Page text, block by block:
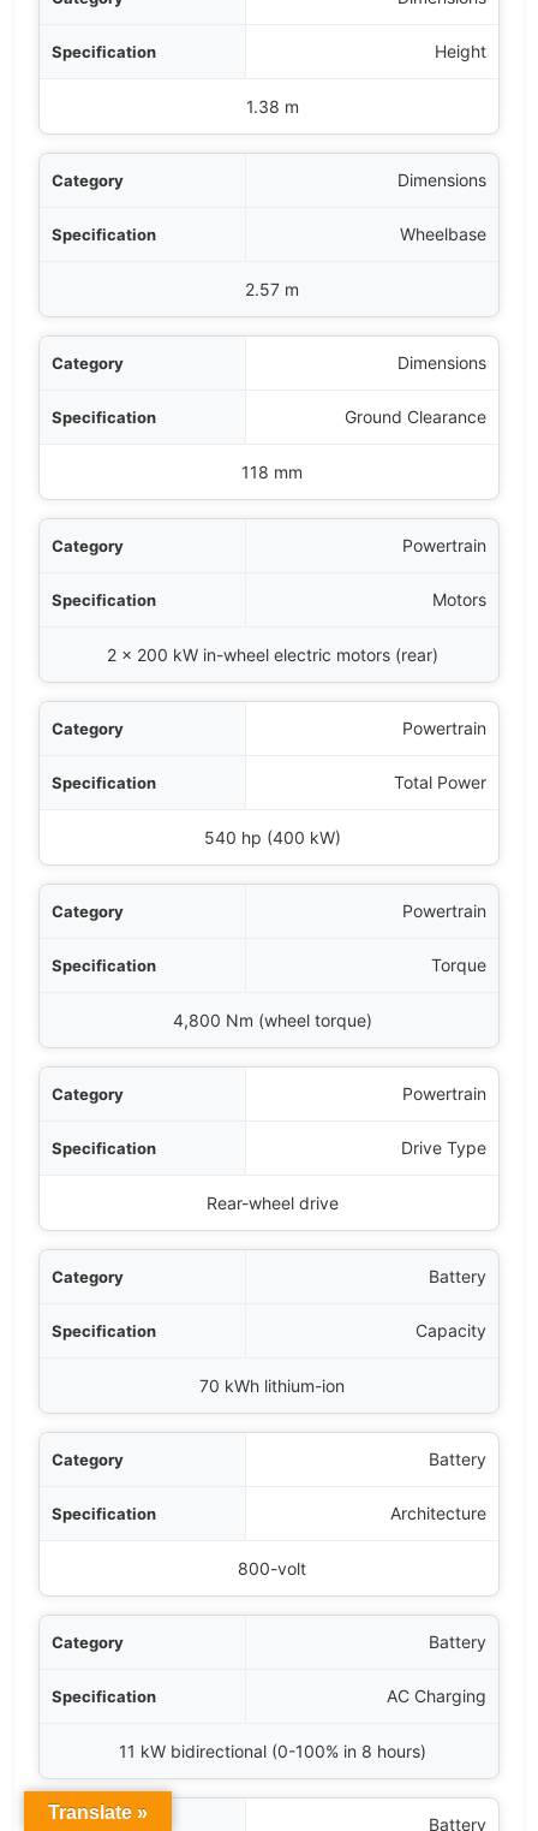
Height
1.38 m
Dimensions
Wheelbase
2.57 m
Dimensions
Ground Clearance
118 mm
Powertrain
Motors
2 x 200 kW in-wheel electric motors (rear)
Powertrain
Total Power
540 hp (400 kW)
Powertrain
Torque
4,800 Nm (wheel torque)
Powertrain
Drive Type
Rear-wheel drive
Battery
Capacity
70 kWh lithium-ion
Battery
Architecture
800-volt
Battery
AC Charging
11 kW bidirectional (0-100% in 8 hours)
Battery
Translate »